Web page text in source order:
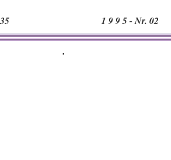
1 9 9 5 - Nr. 02